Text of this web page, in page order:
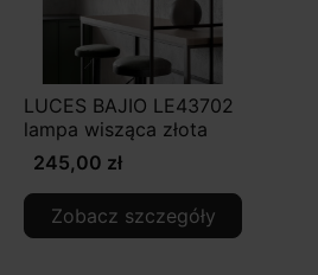
LUCES BAJIO LE43702
lampa wisząca złota
245,00 zł
Zobacz szczegóły